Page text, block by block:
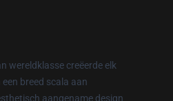
wereldklasse creëerde elk
breed scala aan
aangename design